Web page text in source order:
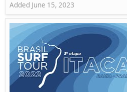
Added June 15, 2023